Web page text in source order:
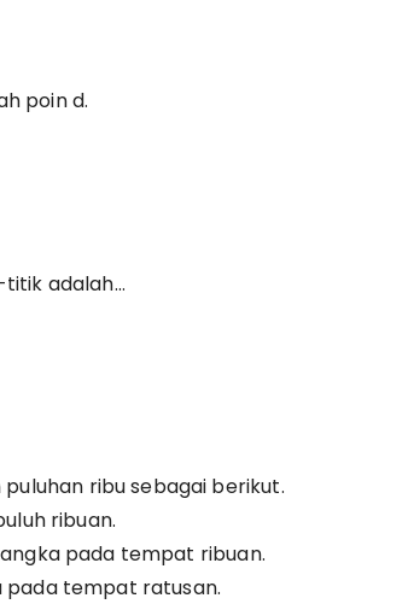
poin d.
adalah…
ribu sebagai berikut.
ribuan.
pada tempat ribuan.
pada tempat ratusan.